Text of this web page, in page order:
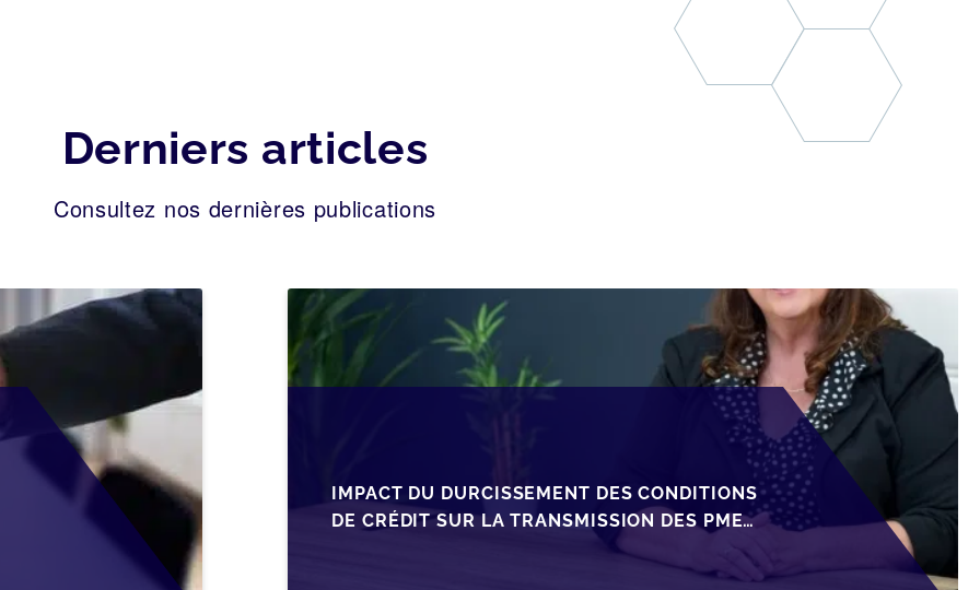
Derniers articles
Consultez nos dernières publications
IMPACT DU DURCISSEMENT DES CONDITIONS
DE CRÉDIT SUR LA TRANSMISSION DES PME